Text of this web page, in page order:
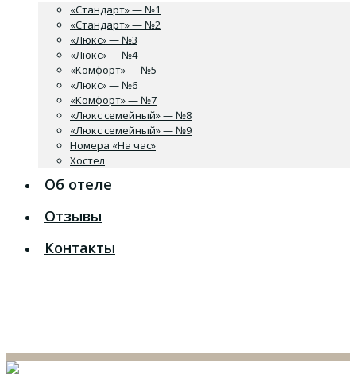
«Стандарт» — №1
«Стандарт» — №2
«Люкс» — №3
«Люкс» — №4
«Комфорт» — №5
«Люкс» — №6
«Комфорт» — №7
«Люкс семейный» — №8
«Люкс семейный» — №9
Номера «На час»
Хостел
Об отеле
Отзывы
Контакты